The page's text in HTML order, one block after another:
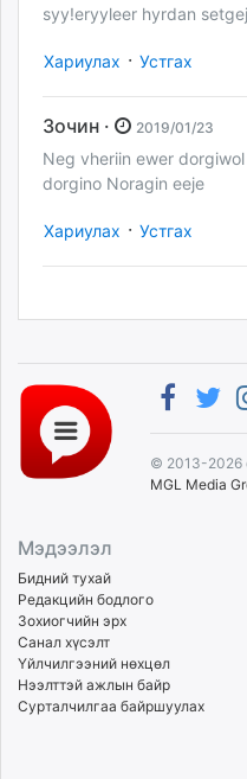
syy!eryyleer hyrdan
Хариулах · Устгах
Зочин · 2019/01/23
Neg vheriin ewer
dorgino Noragin eeje
Хариулах · Устгах
© 2013-2026
MGL Media
Мэдээлэл
Бидний тухай
Редакцийн бодлого
Зохиогчийн эрх
Санал хүсэлт
Үйлчилгээний нөхцөл
Нээлттэй ажлын байр
Сурталчилгаа байршуулах